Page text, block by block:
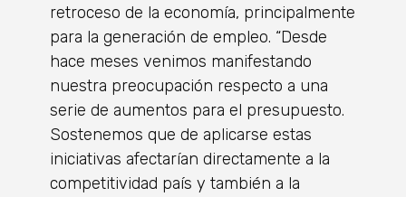
retroceso de la economía, principalmente
para la generación de empleo. “Desde
hace meses venimos manifestando
nuestra preocupación respecto a una
serie de aumentos para el presupuesto.
Sostenemos que de aplicarse estas
iniciativas afectarían directamente a la
competitividad país y también a la